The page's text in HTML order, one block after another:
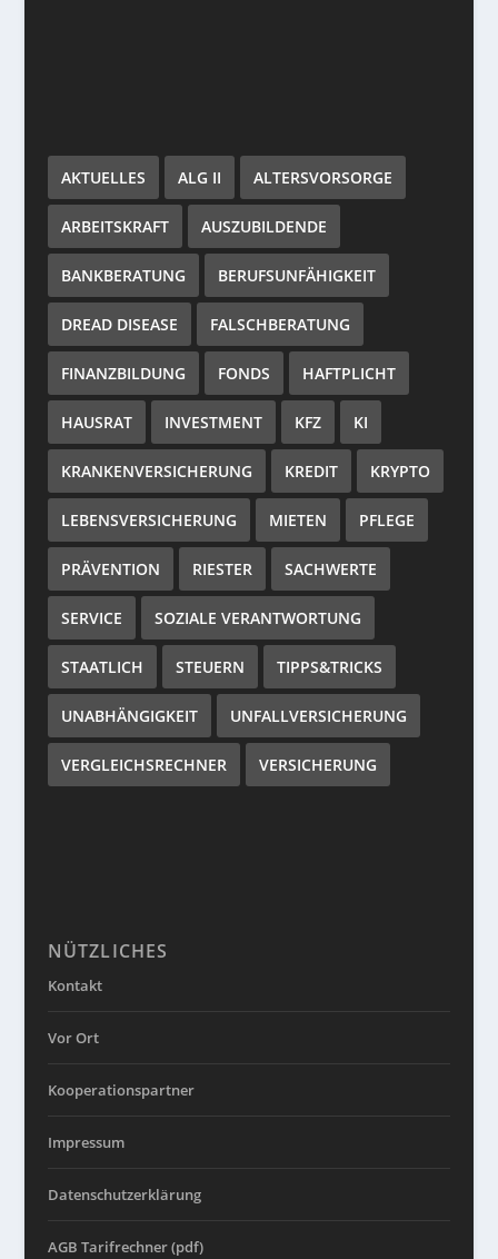
AKTUELLES ALG II ALTERSVORSORGE
ARBEITSKRAFT AUSZUBILDENDE
BANKBERATUNG BERUFSUNFÄHIGKEIT
DREAD DISEASE FALSCHBERATUNG
FINANZBILDUNG FONDS HAFTPLICHT
HAUSRAT INVESTMENT KFZ KI
KRANKENVERSICHERUNG KREDIT KRYPTO
LEBENSVERSICHERUNG MIETEN PFLEGE
PRÄVENTION RIESTER SACHWERTE
SERVICE SOZIALE VERANTWORTUNG
STAATLICH STEUERN TIPPS&TRICKS
UNABHÄNGIGKEIT UNFALLVERSICHERUNG
VERGLEICHSRECHNER VERSICHERUNG
NÜTZLICHES
Kontakt
Vor Ort
Kooperationspartner
Impressum
Datenschutzerklärung
AGB Tarifrechner (pdf)